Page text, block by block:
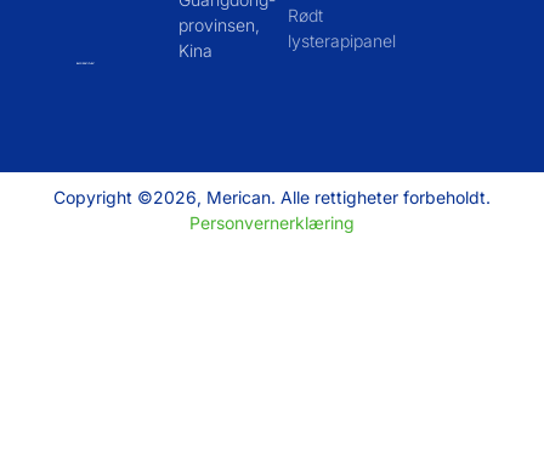
provinsen,
Kina
Rødt
lysterapipanel
Copyright ©2026, Merican. Alle rettigheter forbeholdt.
Personvernerklæring